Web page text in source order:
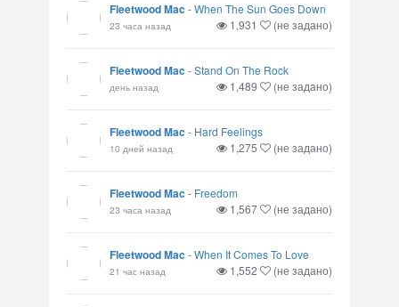
Fleetwood Mac -When The Sun Goes Down
23 часа назад 1,931 (не задано)
Fleetwood Mac -Stand On The Rock
день назад 1,489 (не задано)
Fleetwood Mac - Hard Feelings
10 дней назад 1,275 (не задано)
Fleetwood Mac - Freedom
23 часа назад 1,567 (не задано)
Fleetwood Mac -When It Comes To Love
21 час назад 1,552 (не задано)